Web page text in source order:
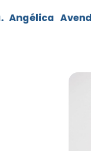
Angélica